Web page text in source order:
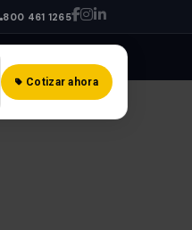
800 461 1265
Cotizar ahora